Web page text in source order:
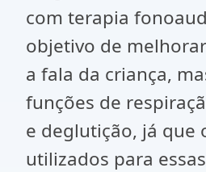
com terapia
objetivo de
a fala da criança,
funções de
e deglutição, já que
utilizados para